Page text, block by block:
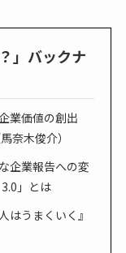
」バックナ
業価値の創出
奈木俊介）
企業報告への変
」とは
はうまくいく』